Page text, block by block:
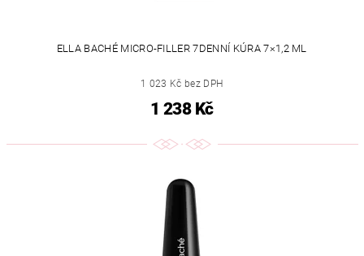
ELLA BACHÉ MICRO-FILLER 7DENNÍ KÚRA 7×1,2 ML
1 023 Kč bez DPH
1 238 Kč